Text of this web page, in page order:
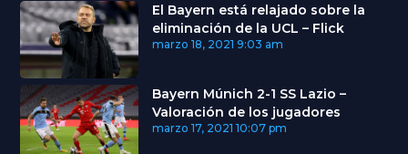
El Bayern está relajado sobre la
eliminación de la UCL – Flick
marzo 18, 2021 9:03 am
Bayern Múnich 2-1 SS Lazio –
Valoración de los jugadores
marzo 17, 2021 10:07 pm